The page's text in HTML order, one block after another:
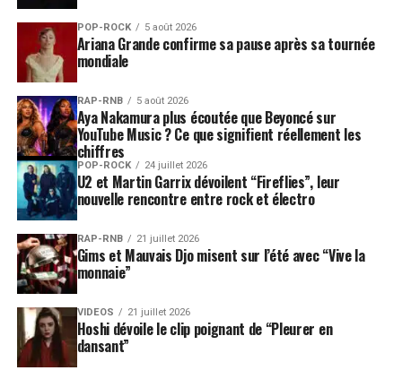
POP-ROCK 5 août 2026
Ariana Grande confirme sa pause après sa tournée
mondiale
RAP-RNB 5 août 2026
Aya Nakamura plus écoutée que Beyoncé sur
YouTube Music ? Ce que signifient réellement les
chiffres
POP-ROCK 24 juillet 2026
U2 et Martin Garrix dévoilent “Fireflies”, leur
nouvelle rencontre entre rock et électro
RAP-RNB 21 juillet 2026
Gims et Mauvais Djo misent sur l’été avec “Vive la
monnaie”
VIDEOS 21 juillet 2026
Hoshi dévoile le clip poignant de “Pleurer en
dansant”